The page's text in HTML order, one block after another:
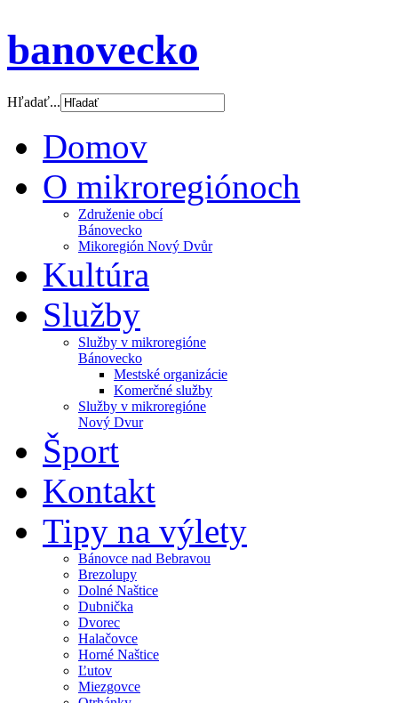
banovecko
Hľadať...
Domov
O mikroregiónoch
Združenie obcí
Bánovecko
Mikoregión Nový Dvůr
Kultúra
Služby
Služby v mikroregióne
Bánovecko
Mestské organizácie
Komerčné služby
Služby v mikroregióne
Nový Dvur
Šport
Kontakt
Tipy na výlety
Bánovce nad Bebravou
Brezolupy
Dolné Naštice
Dubnička
Dvorec
Halačovce
Horné Naštice
Ľutov
Miezgovce